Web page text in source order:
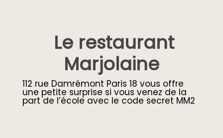
Le restaurant
Marjolaine
112 rue Damrémont Paris 18 vous offre
une petite surprise si vous venez de la
part de l’école avec le code secret MM2